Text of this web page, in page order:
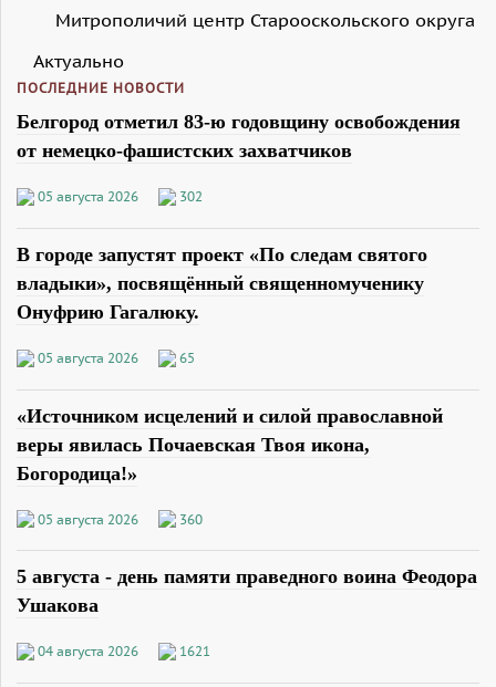
Митрополичий центр Старооскольского округа
Актуально
ПОСЛЕДНИЕ НОВОСТИ
Белгород отметил 83-ю годовщину освобождения
от немецко-фашистских захватчиков
05 августа 2026 302
В городе запустят проект «По следам святого
владыки», посвящённый священномученику
Онуфрию Гагалюку.
05 августа 2026 65
«Источником исцелений и силой православной
веры явилась Почаевская Твоя икона,
Богородица!»
05 августа 2026 360
5 августа - день памяти праведного воина Феодора
Ушакова
04 августа 2026 1621